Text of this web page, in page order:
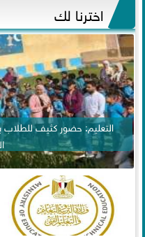
اخترنا لك
التعليم: حضور كثيف للطلاب